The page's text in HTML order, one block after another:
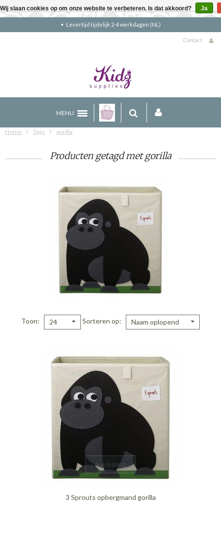
Levertijd tijdelijk 2-4 werkdagen (NL)
Contact
MENU
Home Tags gorilla
Producten getagd met gorilla
Toon 24 Sorteren op Naam oplopend
quickshop
3 Sprouts opbergmand gorilla
Wij slaan cookies op om onze website te verbeteren. Is dat akkoord? Ja